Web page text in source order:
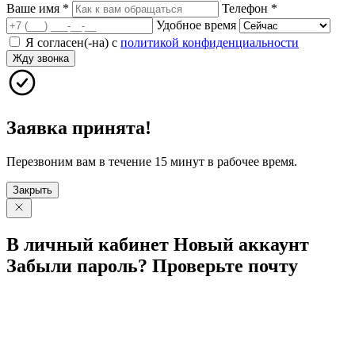
Ваше имя * Телефон *
Удобное время
Я согласен(-на) с политикой конфиденциальности
Жду звонка
Заявка принята!
Перезвоним вам в течение 15 минут в рабочее время.
Закрыть
В личный кабинет Новый аккаунт
Забыли пароль? Проверьте почту